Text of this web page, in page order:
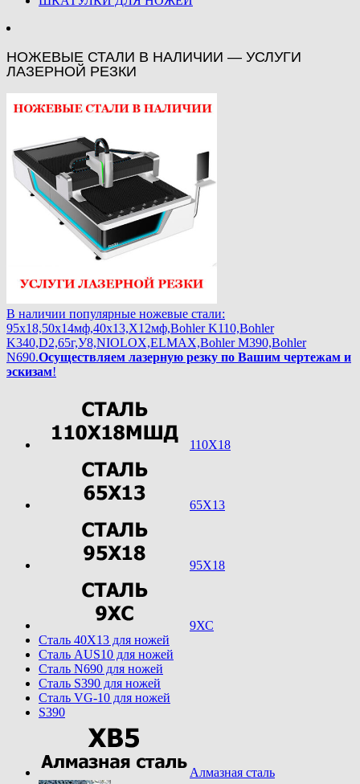
НОЖЕВЫЕ СТАЛИ В НАЛИЧИИ — УСЛУГИ
ЛАЗЕРНОЙ РЕЗКИ
В наличии популярные ножевые стали:
95х18,50х14мф,40х13,Х12мф,Bohler K110,Bohler
K340,D2,65г,У8,NIOLOX,ELMAX,Bohler М390,Bohler
N690.Осуществляем лазерную резку по Вашим чертежам и
эскизам!
110Х18
65Х13
95Х18
9ХС
Cталь 40Х13 для ножей
Cталь AUS10 для ножей
Cталь N690 для ножей
Cталь S390 для ножей
Cталь VG-10 для ножей
S390
Алмазная сталь